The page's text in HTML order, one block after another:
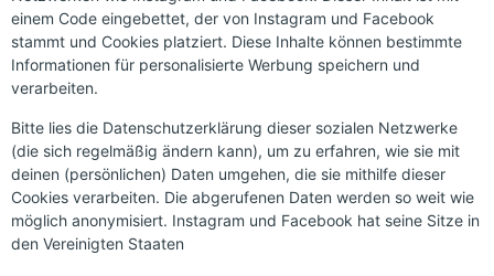
einem Code eingebettet, der von Instagram und Facebook
stammt und Cookies platziert. Diese Inhalte können bestimmte
Informationen für personalisierte Werbung speichern und
verarbeiten.
Bitte lies die Datenschutzerklärung dieser sozialen Netzwerke
(die sich regelmäßig ändern kann), um zu erfahren, wie sie mit
deinen (persönlichen) Daten umgehen, die sie mithilfe dieser
Cookies verarbeiten. Die abgerufenen Daten werden so weit wie
möglich anonymisiert. Instagram und Facebook hat seine Sitze in
den Vereinigten Staaten